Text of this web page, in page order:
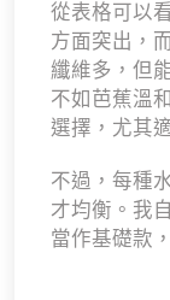
從表格可以
方面突出，
纖維多，但
不如芭蕉溫
選擇，尤其
不過，每種
才均衡。我
當作基礎款